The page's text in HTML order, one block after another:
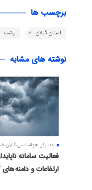
برچسب ها
استان گیلان رشت
نوشته های مشابه
مدیرکل هواشناسی گیلان
فعالیت سامانه
ارتفاعات و دامنه